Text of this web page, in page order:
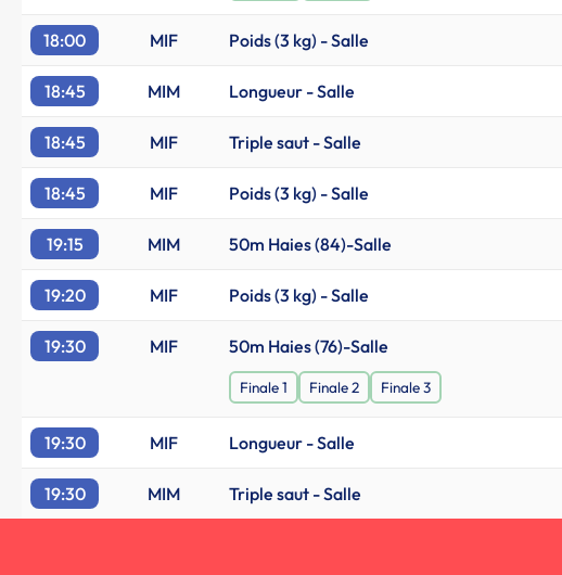
18:00 MIF Poids (3 kg) - Salle
18:45 MIM Longueur - Salle
18:45 MIF Triple saut - Salle
18:45 MIF Poids (3 kg) - Salle
19:15 MIM 50m Haies (84)-Salle
19:20 MIF Poids (3 kg) - Salle
19:30 MIF 50m Haies (76)-Salle
Finale 1 Finale 2 Finale 3
19:30 MIF Longueur - Salle
19:30 MIM Triple saut - Salle